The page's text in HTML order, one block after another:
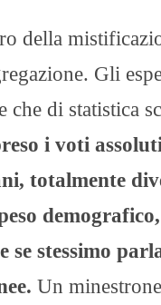
della
Gli
che di statistica
i voti
totalmente
se stessimo
Un minestrone